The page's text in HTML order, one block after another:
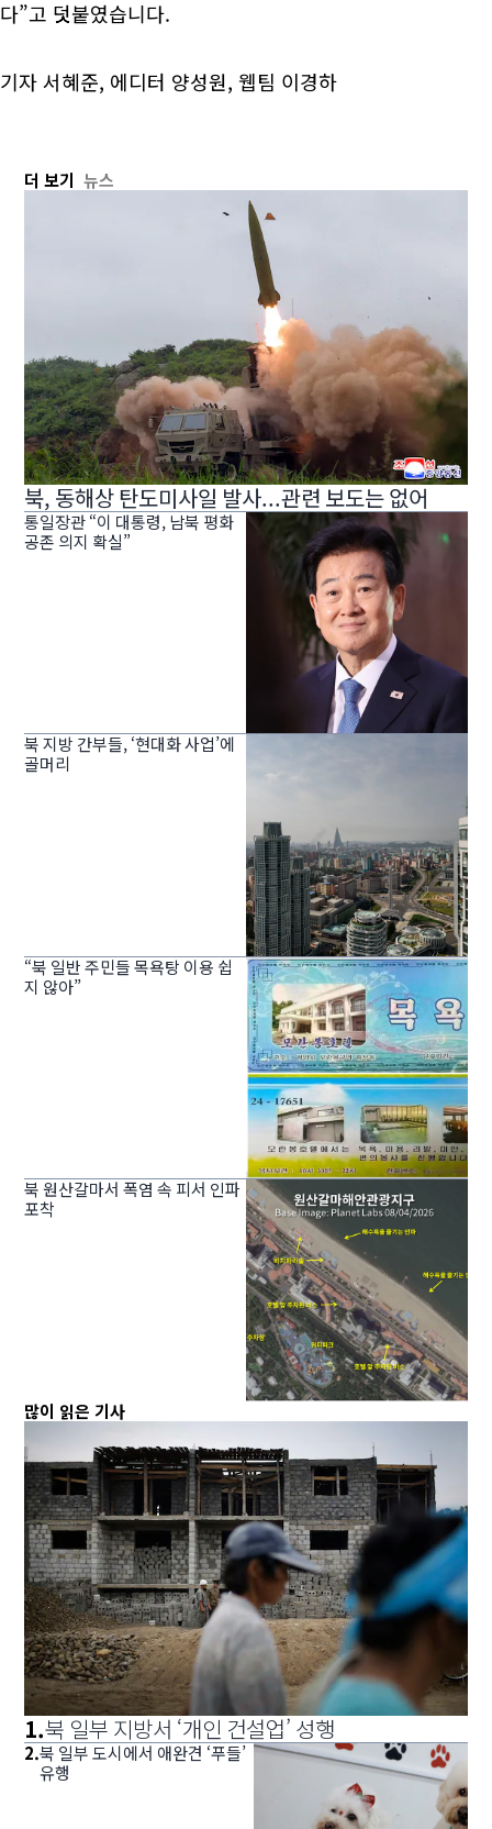
다”고 덧붙였습니다.
기자 서혜준, 에디터 양성원, 웹팀 이경하
더 보기 뉴스
북, 동해상 탄도미사일 발사...관련 보도는 없어
통일장관 “이 대통령, 남북 평화
공존 의지 확실”
북 지방 간부들, ‘현대화 사업’에
골머리
“북 일반 주민들 목욕탕 이용 쉽
지 않아”
북 원산갈마서 폭염 속 피서 인파
포착
많이 읽은 기사
1.북 일부 지방서 ‘개인 건설업’ 성행
2.북 일부 도시에서 애완견 ‘푸들’
유행